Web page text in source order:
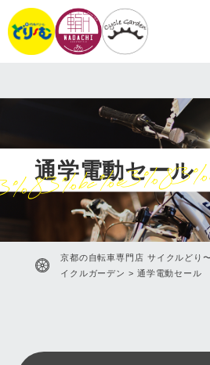
通学電動セール
京都の自転車専門店 サイクルどり
イクルガーデン > 通学電動セール